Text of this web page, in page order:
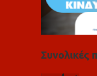
Συνολικές